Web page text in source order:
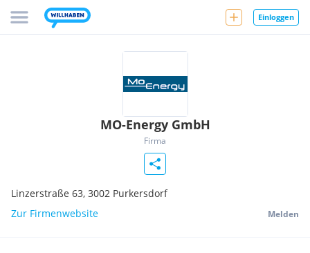
Einloggen
MO-Energy GmbH
Firma
Linzerstraße 63, 3002 Purkersdorf
Zur Firmenwebsite
Melden